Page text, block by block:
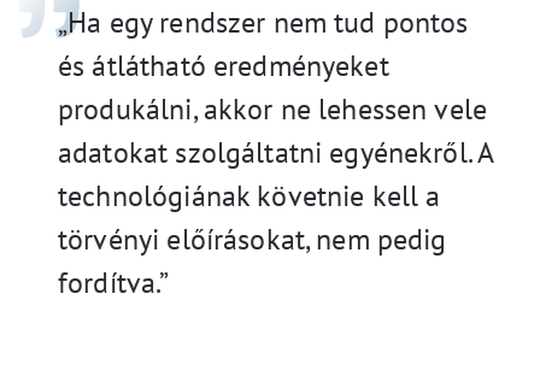
„Ha egy rendszer nem tud pontos
és átlátható eredményeket
produkálni, akkor ne lehessen vele
adatokat szolgáltatni egyénekről. A
technológiának követnie kell a
törvényi előírásokat, nem pedig
fordítva.”